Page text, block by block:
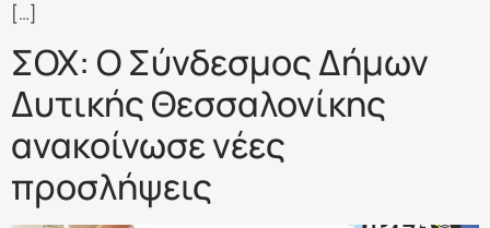
[…]
ΣΟΧ: Ο Σύνδεσμος Δήμων
Δυτικής Θεσσαλονίκης
ανακοίνωσε νέες
προσλήψεις